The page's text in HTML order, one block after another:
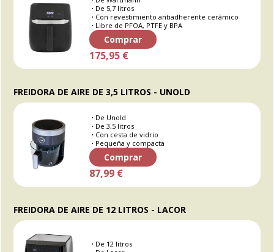
De 5,7 litros
Con revestimiento antiadherente cerámico
Libre de PFOA, PTFE y BPA
Comprar
175,95 €
FREIDORA DE AIRE DE 3,5 LITROS - UNOLD
De Unold
De 3,5 litros
Con cesta de vidrio
Pequeña y compacta
Comprar
87,99 €
FREIDORA DE AIRE DE 12 LITROS - LACOR
De 12 litros